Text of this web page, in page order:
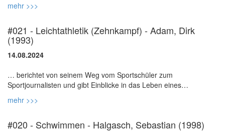
mehr >>>
#021 - Leichtathletik (Zehnkampf) - Adam, Dirk
(1993)
14.08.2024
… berichtet von seinem Weg vom Sportschüler zum
Sportjournalisten und gibt Einblicke in das Leben eines
mehr >>>
#020 - Schwimmen - Halgasch, Sebastian (1998)